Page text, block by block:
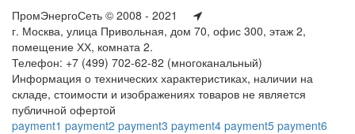
ПромЭнергоСеть © 2008 - 2021
г. Москва, улица Привольная, дом 70, офис 300, этаж 2,
помещение ХХ, комната 2.
Телефон: +7 (499) 702-62-82 (многоканальный)
Информация о технических характеристиках, наличии на
складе, стоимости и изображениях товаров не является
публичной офертой
payment1 payment2 payment3 payment4 payment5 payment6